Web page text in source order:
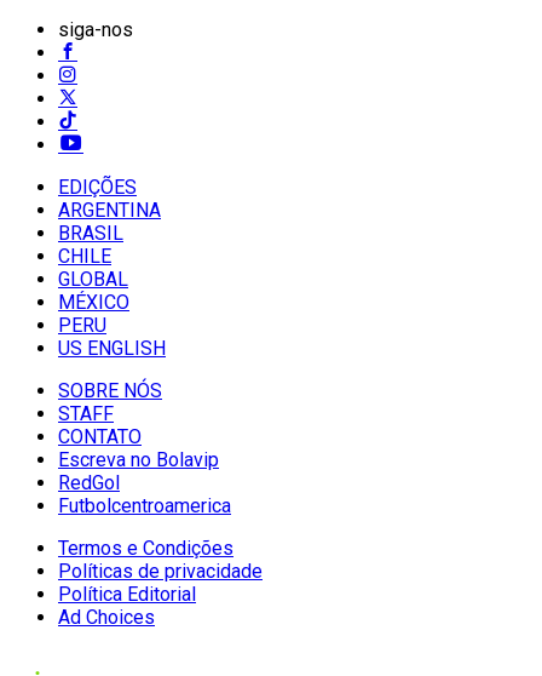
siga-nos
EDIÇÕES
ARGENTINA
BRASIL
CHILE
GLOBAL
MÉXICO
PERU
US ENGLISH
SOBRE NÓS
STAFF
CONTATO
Escreva no Bolavip
RedGol
Futbolcentroamerica
Termos e Condições
Políticas de privacidade
Política Editorial
Ad Choices